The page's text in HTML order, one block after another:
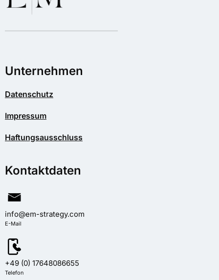
Unternehmen
Datenschutz
Impressum
Haftungsausschluss
Kontaktdaten
info@em-strategy.com
E-Mail
+49 (0) 17648086655
Telefon